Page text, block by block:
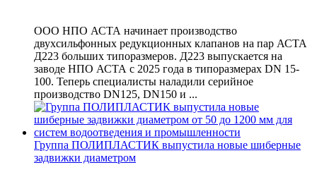
ООО НПО АСТА начинает производство
двухсильфонных редукционных клапанов на пар АСТА
Д223 больших типоразмеров. Д223 выпускается на
заводе НПО АСТА с 2025 года в типоразмерах DN 15-
100. Теперь специалисты наладили серийное
производство DN125, DN150 и ...
Группа ПОЛИПЛАСТИК выпустила новые шиберные
задвижки диаметром